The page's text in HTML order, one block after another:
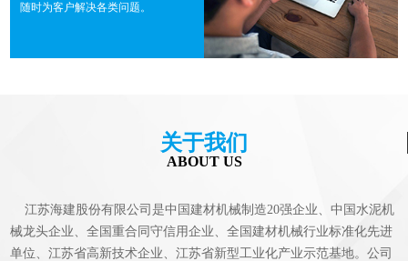
随时为客户解决各类问题。
关于我们
ABOUT US
江苏海建股份有限公司是中国建材机械制造20强企业、中国水泥机
械龙头企业、全国重合同守信用企业、全国建材机械行业标准化先进
单位、江苏省高新技术企业、江苏省新型工业化产业示范基地。公司